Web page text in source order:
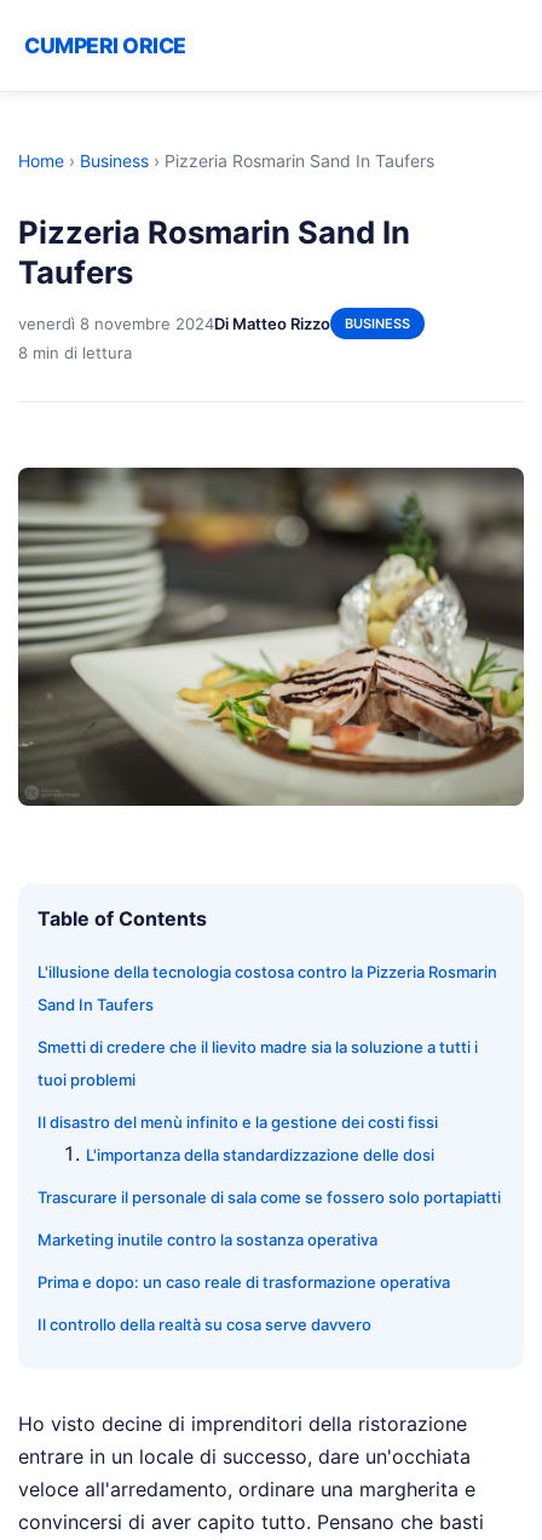
CUMPERI ORICE
Home › Business › Pizzeria Rosmarin Sand In Taufers
Pizzeria Rosmarin Sand In
Taufers
venerdì 8 novembre 2024Di Matteo Rizzo BUSINESS
8 min di lettura
Table of Contents
L'illusione della tecnologia costosa contro la Pizzeria Rosmarin
Sand In Taufers
Smetti di credere che il lievito madre sia la soluzione a tutti i
tuoi problemi
Il disastro del menù infinito e la gestione dei costi fissi
L'importanza della standardizzazione delle dosi
Trascurare il personale di sala come se fossero solo portapiatti
Marketing inutile contro la sostanza operativa
Prima e dopo: un caso reale di trasformazione operativa
Il controllo della realtà su cosa serve davvero
Ho visto decine di imprenditori della ristorazione
entrare in un locale di successo, dare un'occhiata
veloce all'arredamento, ordinare una margherita e
convincersi di aver capito tutto. Pensano che basti